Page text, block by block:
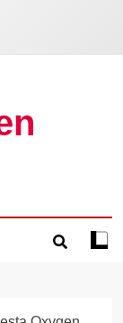
Koyu